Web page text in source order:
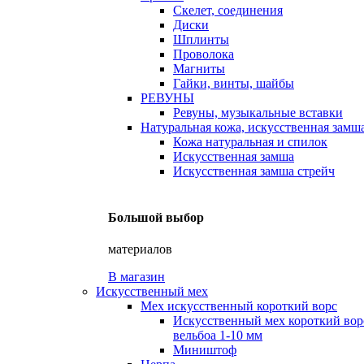
Скелет, соединения
Диски
Шплинты
Проволока
Магниты
Гайки, винты, шайбы
РЕВУНЫ
Ревуны, музыкальные вставки
Натуральная кожа, искусственная
Кожа натуральная и спилок
Искусственная замша
Искусственная замша стрейч
Большой выбор
материалов
В магазин
Искусственный мех
Мех искусственный короткий ворс
Искусственный мех короткий
вельбоа 1-10 мм
Миништоф